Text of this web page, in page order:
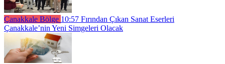
Çanakkale Bölge 10:57 Fırından Çıkan Sanat Eserleri
Çanakkale’nin Yeni Simgeleri Olacak